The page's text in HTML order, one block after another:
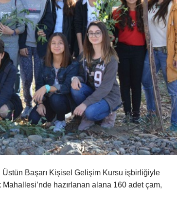
Başarı Kişisel Gelişim Kursu işbirliğiyle
hazırlanan alana 160 adet çam,